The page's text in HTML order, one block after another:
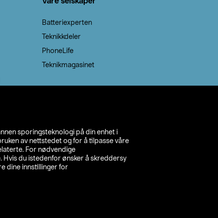
sporingsteknologi på din enhet i
av nettstedet og for å tilpasse våre
For nødvendige
Hvis du istedenfor ønsker å skreddersy
dine innstillinger for
Batteriexperten
Teknikkdeler
PhoneLife
Teknikmagasinet